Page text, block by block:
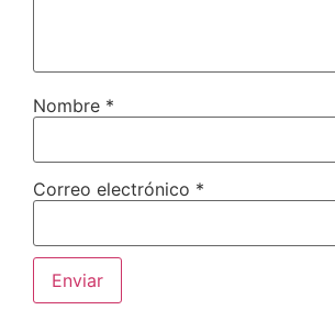
Nombre *
Correo electrónico *